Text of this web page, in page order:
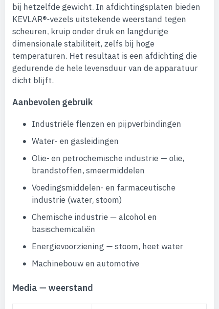
bij hetzelfde gewicht. In afdichtingsplaten bieden
KEVLAR®-vezels uitstekende weerstand tegen
scheuren, kruip onder druk en langdurige
dimensionale stabiliteit, zelfs bij hoge
temperaturen. Het resultaat is een afdichting die
gedurende de hele levensduur van de apparatuur
dicht blijft.
Aanbevolen gebruik
Industriële flenzen en pijpverbindingen
Water- en gasleidingen
Olie- en petrochemische industrie — olie,
brandstoffen, smeermiddelen
Voedingsmiddelen- en farmaceutische
industrie (water, stoom)
Chemische industrie — alcohol en
basischemicaliën
Energievoorziening — stoom, heet water
Machinebouw en automotive
Media — weerstand